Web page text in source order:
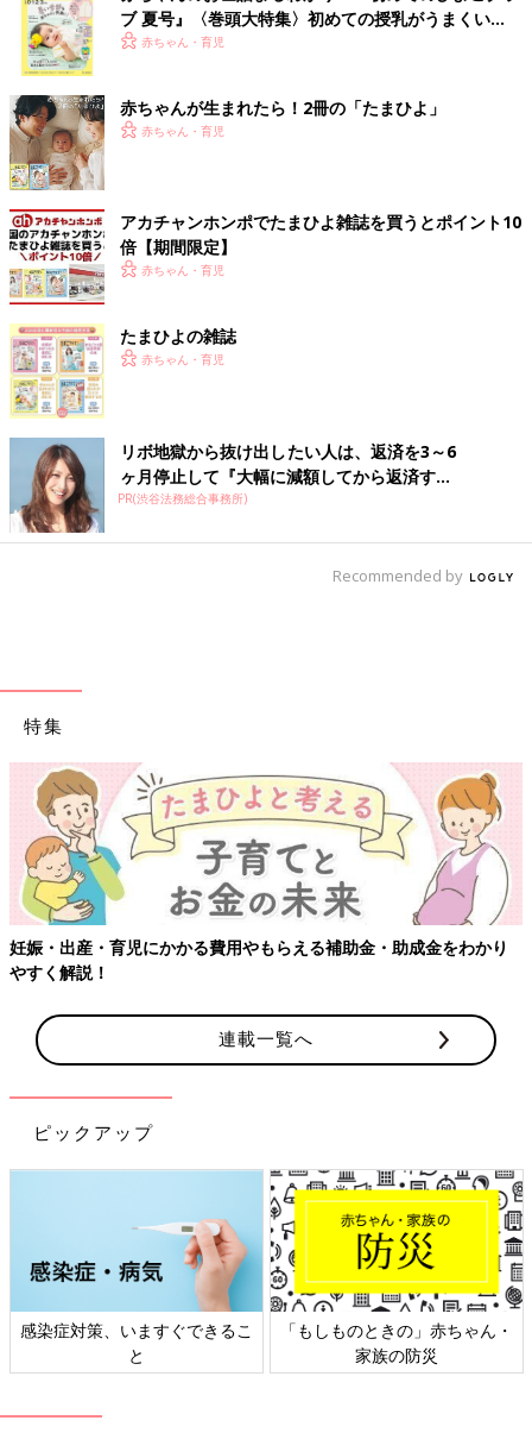
ブ 夏号』〈巻頭大特集〉初めての授乳がうまくい
く！ おっぱい・ミルクの基本と夏のトラブル 解決テ
赤ちゃん・育児
赤ちゃんが生まれたら！2冊の「たまひよ」
赤ちゃん・育児
アカチャンホンポでたまひよ雑誌を買うとポイント10
倍【期間限定】
赤ちゃん・育児
たまひよの雑誌
赤ちゃん・育児
リボ地獄から抜け出したい人は、返済を3～6
ヶ月停止して『大幅に減額してから返済す...
PR(渋谷法務総合事務所)
Recommended by
特集
金をわかり
【ワクチン接種できるものも】妊婦の感染症対策、
連載一覧へ
ピックアップ
きの」赤ちゃん・
日本外来小児科学会リーフレッ
六星占術 細